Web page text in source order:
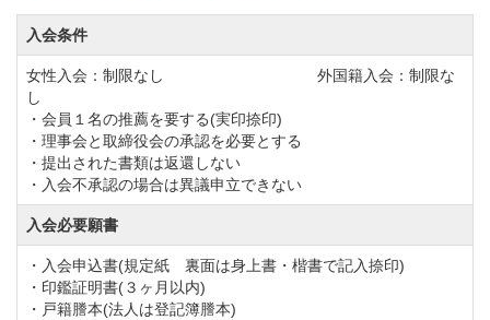
入会条件
女性入会：制限なし 外国籍入会：制限な
し
・会員１名の推薦を要する(実印捺印)
・理事会と取締役会の承認を必要とする
・提出された書類は返還しない
・入会不承認の場合は異議申立できない
入会必要願書
・入会申込書(規定紙 裏面は身上書・楷書で記入捺印)
・印鑑証明書(３ヶ月以内)
・戸籍謄本(法人は登記簿謄本)